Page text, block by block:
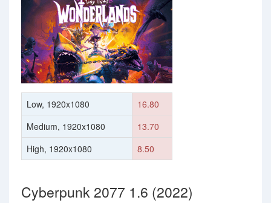
Low, 1920x1080
16.80
Medium, 1920x1080
13.70
High, 1920x1080
8.50
Cyberpunk 2077 1.6 (2022)